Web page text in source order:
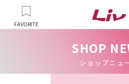
FAVORITE
SHOP
ショップニュ